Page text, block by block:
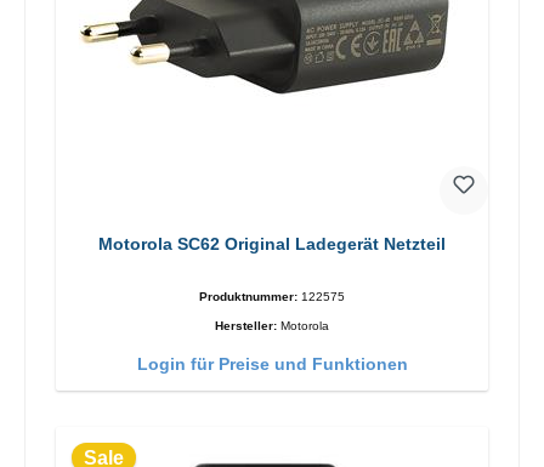
Motorola SC62 Original Ladegerät Netzteil
Produktnummer: 122575
Hersteller: Motorola
Login für Preise und Funktionen
Sale